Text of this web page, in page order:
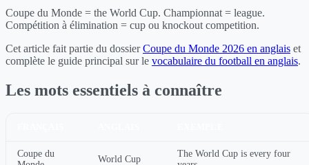
Coupe du Monde = the World Cup. Championnat = league.
Compétition à élimination = cup ou knockout competition.
Cet article fait partie du dossierCoupe du Monde 2026 en anglais et
complète le guide principal sur le vocabulaire du football en anglais.
Les mots essentiels à connaître
Coupe du
World Cup
The World Cup is every four